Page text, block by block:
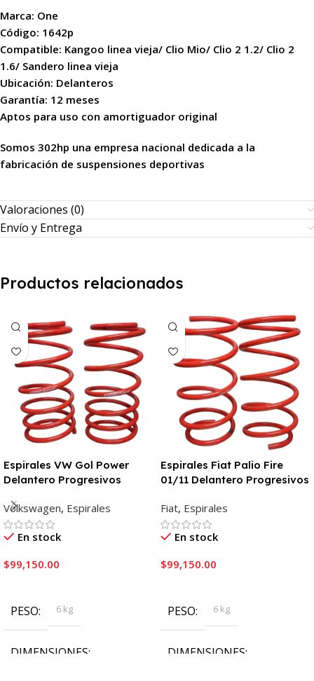
Marca: One
Código: 1642p
Compatible: Kangoo linea vieja/ Clio Mio/ Clio 2 1.2/ Clio 2
1.6/ Sandero linea vieja
Ubicación: Delanteros
Garantía: 12 meses
Aptos para uso con amortiguador original
Somos 302hp una empresa nacional dedicada a la
fabricación de suspensiones deportivas
Valoraciones (0)
Envío y Entrega
Productos relacionados
Espirales VW Gol Power
Delantero Progresivos
Volkswagen, Espirales
En stock
$99,150.00
PESO 6 kg
DIMENSIONES
Espirales Fiat Palio Fire
01/11 Delantero Progresivos
Fiat, Espirales
En stock
$99,150.00
PESO 6 kg
DIMENSIONES